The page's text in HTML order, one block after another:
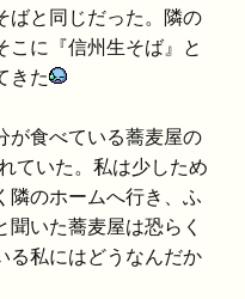
ばと同じだった。隣の
こに『信州生そば』と
きた
が食べている蕎麦屋の
ていた。私は少しため
隣のホームへ行き、ふ
いた蕎麦屋は恐らく
る私にはどうなんだか